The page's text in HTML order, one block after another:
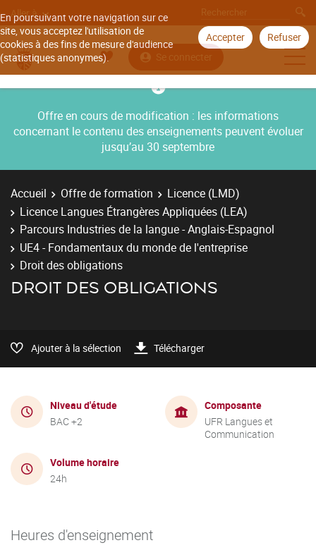
En poursuivant votre navigation sur ce
site, vous acceptez l'utilisation de
cookies à des fins de mesure d'audience
(statistiques anonymes).
Accepter Refuser
Aller à
Se connecter
Offre en cours de modification : les informations
concernant le contenu des enseignements peuvent évoluer
jusqu’au 30 septembre
Accueil Offre de formation
Licence (LMD)
Licence Langues Étrangères Appliquées (LEA)
Parcours Industries de la langue - Anglais-Espagnol
UE4 - Fondamentaux du monde de l'entreprise
Droit des obligations
DROIT DES OBLIGATIONS
Ajouter à la sélection Télécharger
Niveau d'étude
BAC +2
Composante
UFR Langues et
Communication
Volume horaire
24h
Heures d'enseignement